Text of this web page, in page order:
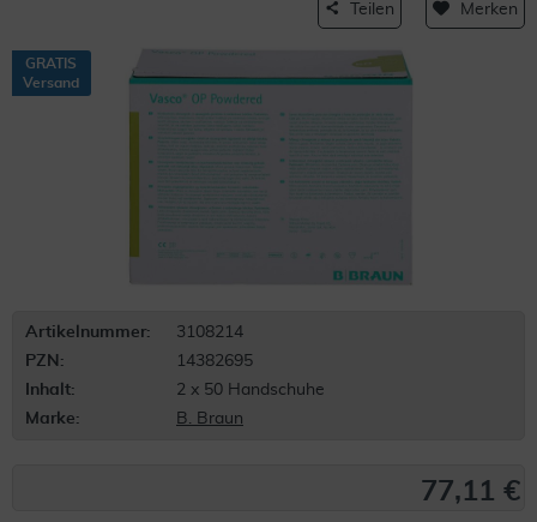
Teilen Merken
GRATIS
Versand
Artikelnummer:
3108214
PZN:
14382695
Inhalt:
2 x 50 Handschuhe
Marke:
B. Braun
77,11 €